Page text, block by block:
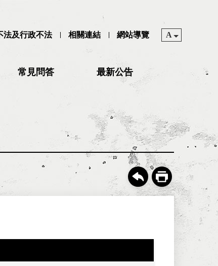
法及行政不法 相關連結 網站導覽 A
常見問答 最新公告